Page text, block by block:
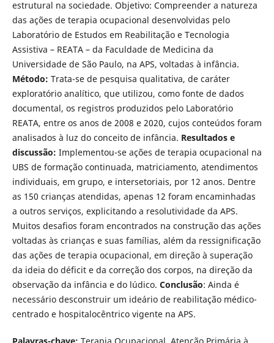
estrutural na sociedade. Objetivo: Compreender a natureza
das ações de terapia ocupacional desenvolvidas pelo
Laboratório de Estudos em Reabilitação e Tecnologia
Assistiva – REATA – da Faculdade de Medicina da
Universidade de São Paulo, na APS, voltadas à infância.
Método: Trata-se de pesquisa qualitativa, de caráter
exploratório analítico, que utilizou, como fonte de dados
documental, os registros produzidos pelo Laboratório
REATA, entre os anos de 2008 e 2020, cujos conteúdos foram
analisados à luz do conceito de infância. Resultados e
discussão: Implementou-se ações de terapia ocupacional na
UBS de formação continuada, matriciamento, atendimentos
individuais, em grupo, e intersetoriais, por 12 anos. Dentre
as 150 crianças atendidas, apenas 12 foram encaminhadas
a outros serviços, explicitando a resolutividade da APS.
Muitos desafios foram encontrados na construção das ações
voltadas às crianças e suas famílias, além da ressignificação
das ações de terapia ocupacional, em direção à superação
da ideia do déficit e da correção dos corpos, na direção da
observação da infância e do lúdico. Conclusão: Ainda é
necessário desconstruir um ideário de reabilitação médico-
centrado e hospitalocêntrico vigente na APS.